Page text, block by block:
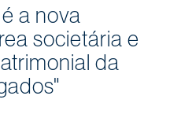
a nova
societária e
da